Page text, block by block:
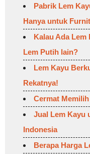
Pabrik Lem
Hanya untuk
Kalau Ada
Lem Putih lain?
Lem Kayu
Rekatnya!
Cermat
Jual Lem Kayu
Indonesia
Berapa Harga